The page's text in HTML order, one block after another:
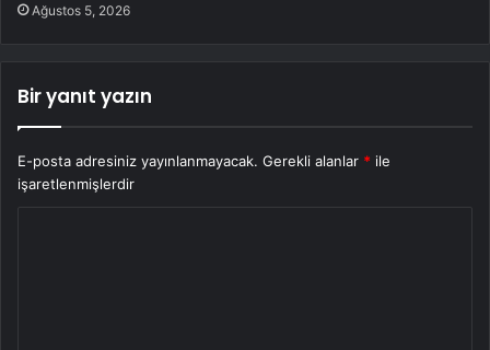
Ağustos 5, 2026
Bir yanıt yazın
E-posta adresiniz yayınlanmayacak. Gerekli alanlar * ile
işaretlenmişlerdir